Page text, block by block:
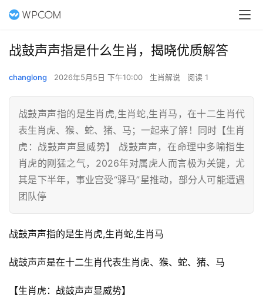
战鼓声声指是什么生肖，揭晓优质解答
changlong 2026年5月5日 下午10:00 生肖解说 阅读 1
战鼓声声指的是生肖虎,生肖蛇,生肖马，在十二生肖代
表生肖虎、猴、蛇、猪、马；一起来了解！同时【生肖
虎：战鼓声声显威势】 战鼓声声，在命理中多喻指生
肖虎的刚猛之气，2026年对属虎人而言极为关键，尤
其是下半年，事业宫受“驿马”星推动，部分人可能遭遇
团队停
战鼓声声指的是生肖虎,生肖蛇,生肖马
战鼓声声是在十二生肖代表生肖虎、猴、蛇、猪、马
【生肖虎：战鼓声声显威势】